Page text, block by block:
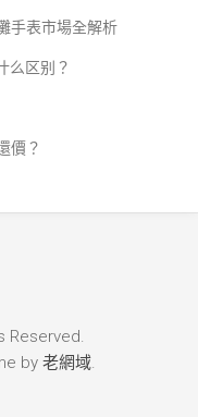
手表市場全解析
么区别？
價？
Reserved.
by 老網域.